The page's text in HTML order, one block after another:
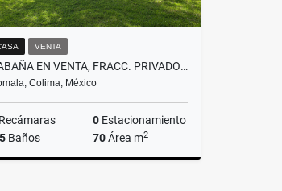
VENTA
CABAÑA EN VENTA, FRACC. PRIVADO RANCHO ALTO, COFRADÍA DE SUCHITLÁN
Colima, México
Recámaras 0 Estacionamiento
Baños 70Área m2